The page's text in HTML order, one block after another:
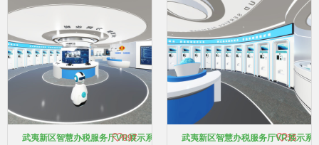
武夷新区智慧办税服务厅VR展示系统
697 武夷新区智慧办税服务厅VR展示系
55